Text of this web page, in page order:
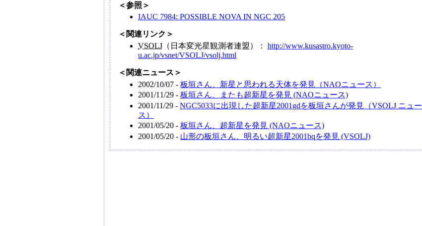
＜参照＞
IAUC 7984: POSSIBLE NOVA IN NGC 205
＜関連リンク＞
VSOLJ （日本変光星観測者連盟）： http://www.kusastro.kyoto-
u.ac.jp/vsnet/VSOLJ/vsolj.html
＜関連ニュース＞
2002/10/07 - 板垣さん、新星と思われる天体を発見（NAOニュース）
2001/11/29 - 板垣さん、またも超新星を発見 (NAOニュース)
2001/11/29 - NGC5033に出現した超新星2001gdを板垣さんが発見（VSOLJ ニュー
ス）
2001/05/20 - 板垣さん、超新星を発見 (NAOニュース)
2001/05/20 - 山形の板垣さん、明るい超新星2001bqを発見 (VSOLJ)